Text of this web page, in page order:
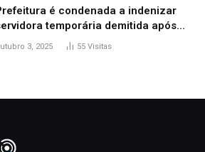
é condenada a indenizar
temporária demitida após
nascimento da filha
3, 2025 55 Visitas